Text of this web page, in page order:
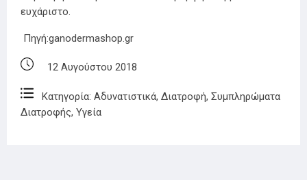
ευχάριστο.
Πηγή:ganodermashop.gr
12 Αυγούστου 2018
Κατηγορία:Αδυνατιστικά,Διατροφή,Συμπληρώματα
Διατροφής, Υγεία